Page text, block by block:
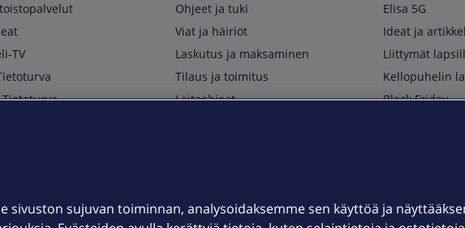
TV
Ohjeet ja tuki
Viat ja häiriöt
Laskutus ja maksaminen
Tilaus ja toimitus
Laiteohjeet
Kuuluvuuskartta
Elisa 5G
Ideat ja
Liittymät
Kellopuhelin
Black Friday
sivuston sujuvan toiminnan, analysoidaksemme sen käyttöä ja